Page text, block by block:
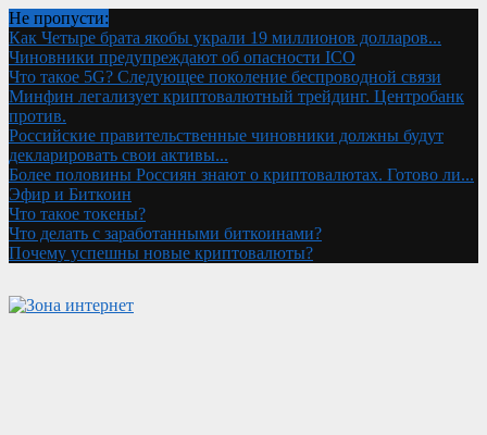
Не пропусти:
Как Четыре брата якобы украли 19 миллионов долларов...
Чиновники предупреждают об опасности ICO
Что такое 5G? Следующее поколение беспроводной связи
Минфин легализует криптовалютный трейдинг. Центробанк
против.
Российские правительственные чиновники должны будут
декларировать свои активы...
Более половины Россиян знают о криптовалютах. Готово ли...
Эфир и Биткоин
Что такое токены?
Что делать с заработанными биткоинами?
Почему успешны новые криптовалюты?